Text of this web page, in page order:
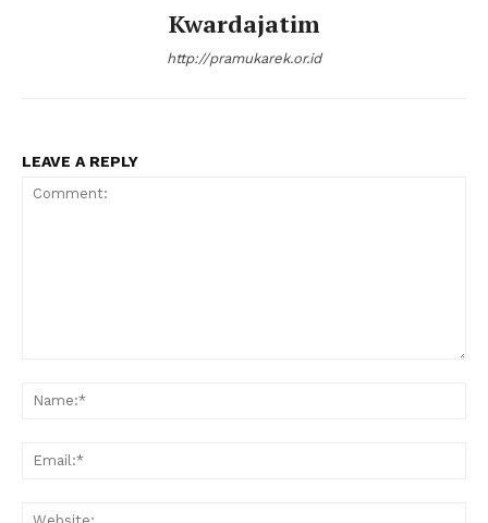
Kwardajatim
http://pramukarek.or.id
LEAVE A REPLY